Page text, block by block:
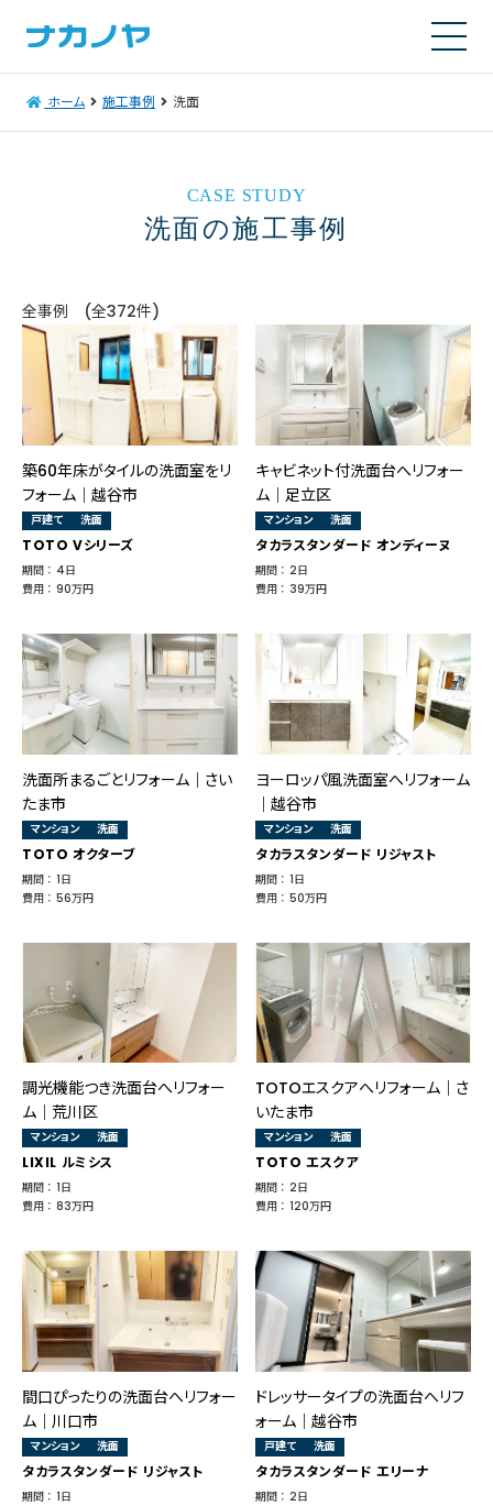
ホーム 施工事例 洗面
CASE STUDY
洗面の施工事例
全事例 (全372件)
築60年床がタイルの洗面室をリ
フォーム｜越谷市
戸建て 洗面
TOTO Vシリーズ
期間 ： 4日
費用 ： 90万円
キャビネット付洗面台へリフォー
ム｜足立区
マンション 洗面
タカラスタンダード オンディーヌ
期間 ： 2日
費用 ： 39万円
洗面所まるごとリフォーム｜さい
たま市
マンション 洗面
TOTO オクターブ
期間 ： 1日
費用 ： 56万円
ヨーロッパ風洗面室へリフォーム
｜越谷市
マンション 洗面
タカラスタンダード リジャスト
期間 ： 1日
費用 ： 50万円
調光機能つき洗面台へリフォー
ム│荒川区
マンション 洗面
LIXIL ルミシス
期間 ： 1日
費用 ： 83万円
TOTOエスクアへリフォーム｜さ
いたま市
マンション 洗面
TOTO エスクア
期間 ： 2日
費用 ： 120万円
間口ぴったりの洗面台へリフォー
ム｜川口市
マンション 洗面
タカラスタンダード リジャスト
期間 ： 1日
ドレッサータイプの洗面台へリフ
ォーム｜越谷市
戸建て 洗面
タカラスタンダード エリーナ
期間 ： 2日